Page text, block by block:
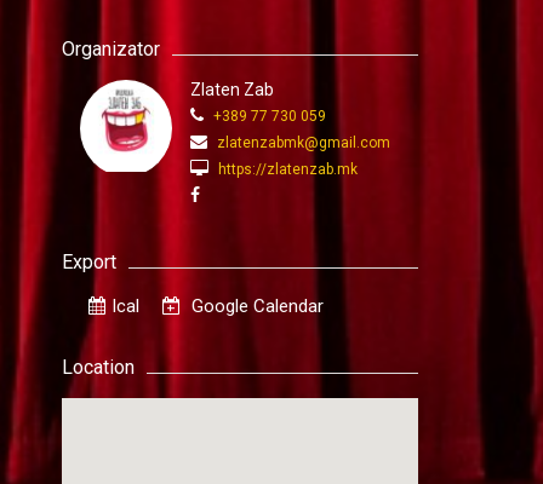
Organizator
Zlaten Zab
+389 77 730 059
zlatenzabmk@gmail.com
https://zlatenzab.mk
Export
Ical Google Calendar
Location